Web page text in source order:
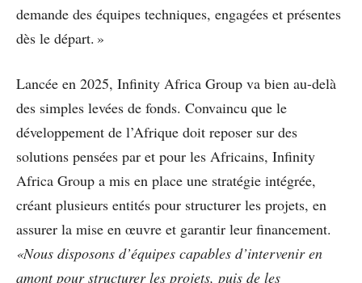
demande des équipes techniques, engagées et présentes
dès le départ. »
Lancée en 2025, Infinity Africa Group va bien au-delà
des simples levées de fonds. Convaincu que le
développement de l’Afrique doit reposer sur des
solutions pensées par et pour les Africains, Infinity
Africa Group a mis en place une stratégie intégrée,
créant plusieurs entités pour structurer les projets, en
assurer la mise en œuvre et garantir leur financement.
«Nous disposons d’équipes capables d’intervenir en
amont pour structurer les projets, puis de les